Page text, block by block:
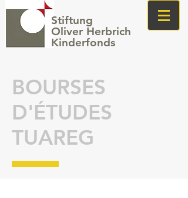
Stiftung
Oliver Herbrich
Kinderfonds
BOURSES
D'ÉTUDES
TUAREG